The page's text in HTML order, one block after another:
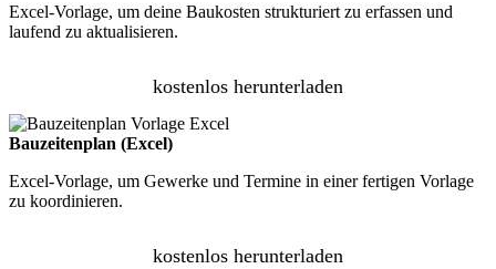
Excel-Vorlage, um deine Baukosten strukturiert zu erfassen und
laufend zu aktualisieren.
kostenlos herunterladen
Bauzeitenplan (Excel)
Excel-Vorlage, um Gewerke und Termine in einer fertigen Vorlage
zu koordinieren.
kostenlos herunterladen